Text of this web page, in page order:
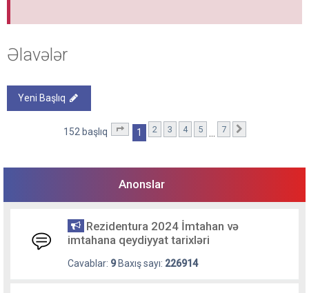
Əlavələr
Yeni Başlıq
152 başlıq . səhifə (Cəmi7 səhifə)
1 2 3 4 5 7
Anonslar
Rezidentura 2024 İmtahan və
imtahana qeydiyyat tarixləri
Cavablar: 9Baxış sayı: 226914